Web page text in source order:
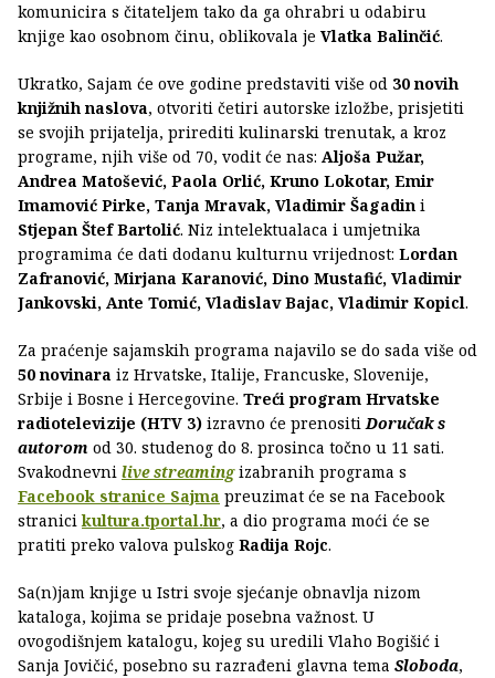
komunicira s čitateljem tako da ga ohrabri u odabiru
knjige kao osobnom činu, oblikovala je Vlatka Balinčić.
Ukratko, Sajam će ove godine predstaviti više od 30 novih
knjižnih naslova, otvoriti četiri autorske izložbe, prisjetiti
se svojih prijatelja, prirediti kulinarski trenutak, a kroz
programe, njih više od 70, vodit će nas: Aljoša Pužar,
Andrea Matošević, Paola Orlić, Kruno Lokotar, Emir
Imamović Pirke, Tanja Mravak, Vladimir Šagadin i
Stjepan Štef Bartolić. Niz intelektualaca i umjetnika
programima će dati dodanu kulturnu vrijednost: Lordan
Zafranović, Mirjana Karanović, Dino Mustafić, Vladimir
Jankovski, Ante Tomić, Vladislav Bajac, Vladimir Kopicl.
Za praćenje sajamskih programa najavilo se do sada više od
50 novinara iz Hrvatske, Italije, Francuske, Slovenije,
Srbije i Bosne i Hercegovine. Treći program Hrvatske
radiotelevizije (HTV 3) izravno će prenositiDoručak s
autorom od 30. studenog do 8. prosinca točno u 11 sati.
Svakodnevni live streamingizabranih programa s
Facebook stranice Sajma preuzimat će se na Facebook
stranicikultura.tportal.hr, a dio programa moći će se
pratiti preko valova pulskog Radija Rojc.
Sa(n)jam knjige u Istri svoje sjećanje obnavlja nizom
kataloga, kojima se pridaje posebna važnost. U
ovogodišnjem katalogu, kojeg su uredili Vlaho Bogišić i
Sanja Jovičić, posebno su razrađeni glavna tema Sloboda,